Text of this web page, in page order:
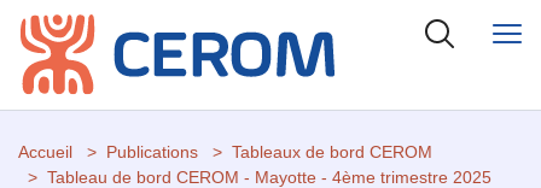
Accueil Publications
Tableaux de bord CEROM
Tableau de bord CEROM - Mayotte - 4ème trimestre 2025